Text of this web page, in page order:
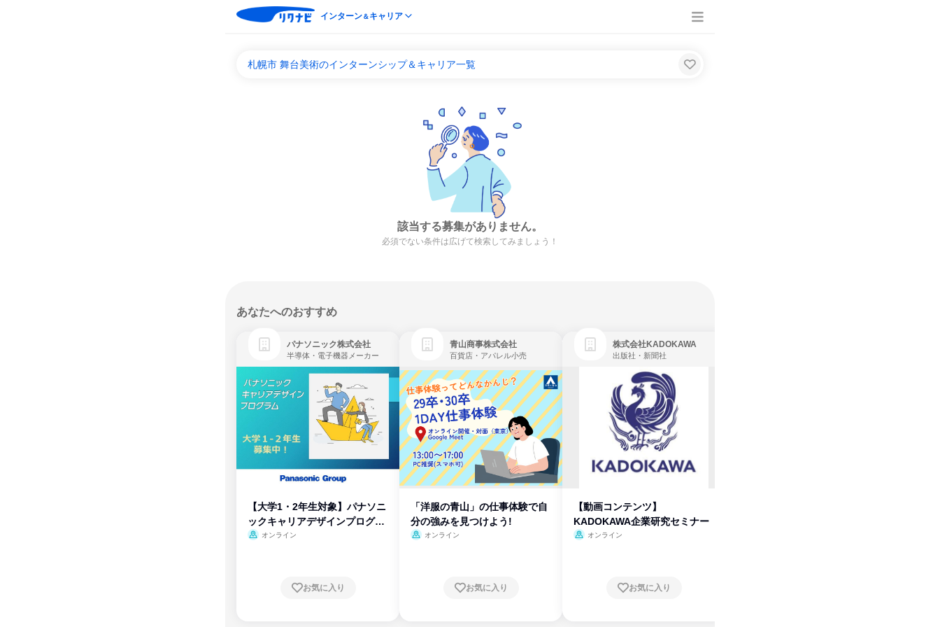
インターン＆キャリア
札幌市 舞台美術のインターンシップ＆キャリア一覧
該当する募集がありません。
必須でない条件は広げて検索してみましょう！
あなたへのおすすめ
パナソニック株式会社
半導体・電子機器メーカー
【大学1・2年生対象】パナソニ
ックキャリアデザインプログラ
ム
オンライン
お気に入り
青山商事株式会社
百貨店・アパレル小売
「洋服の青山」の仕事体験で自
分の強みを見つけよう!
オンライン
お気に入り
株式会社KADOKAWA
出版社・新聞社
【動画コンテンツ】
KADOKAWA企業研究セミナー
オンライン
お気に入り